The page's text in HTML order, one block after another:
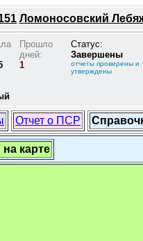
Ломоносовский
Прошло
дней:
1
Статус:
Завершены
отчеты проверены и
утверждены
Отчет о ПСР
карте